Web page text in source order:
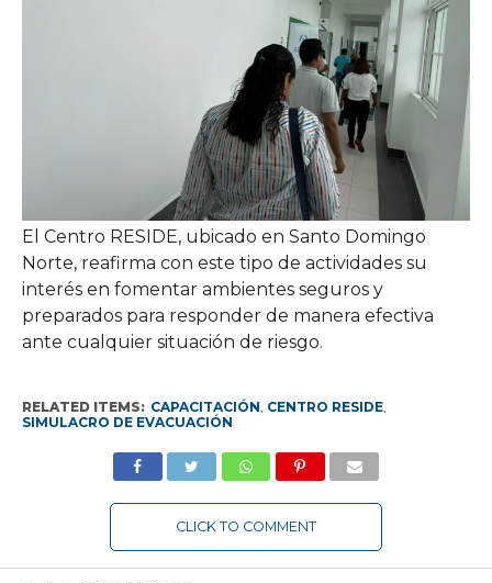
El Centro RESIDE, ubicado en Santo Domingo
Norte, reafirma con este tipo de actividades su
interés en fomentar ambientes seguros y
preparados para responder de manera efectiva
ante cualquier situación de riesgo.
RELATED ITEMS: CAPACITACIÓN CENTRO RESIDE,
SIMULACRO DE EVACUACIÓN
CLICK TO COMMENT